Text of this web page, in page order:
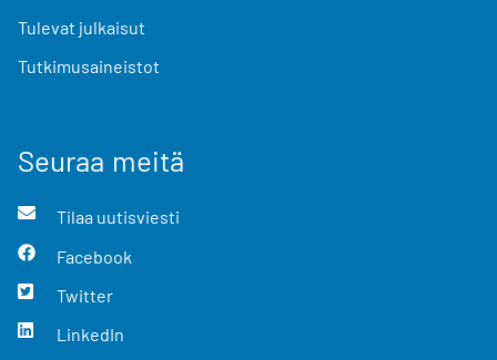
Tulevat julkaisut
Tutkimusaineistot
Seuraa meitä
Tilaa uutisviesti
Facebook
Twitter
LinkedIn